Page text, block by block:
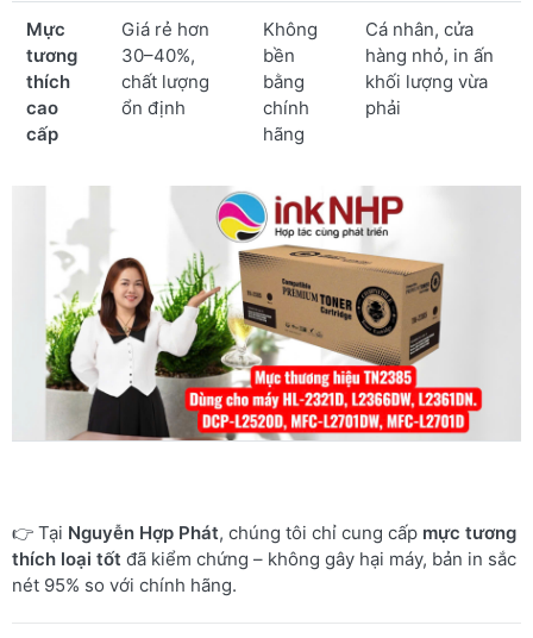
Mực
tương
thích
cao
cấp
Giá rẻ hơn
30–40%,
chất lượng
ổn định
Không
bền
bằng
chính
hãng
Cá nhân, cửa
hàng nhỏ, in ấn
khối lượng vừa
phải
👉 Tại Nguyễn Hợp Phát, chúng tôi chỉ cung cấp mực tương
thích loại tốt đã kiểm chứng – không gây hại máy, bản in sắc
nét 95% so với chính hãng.